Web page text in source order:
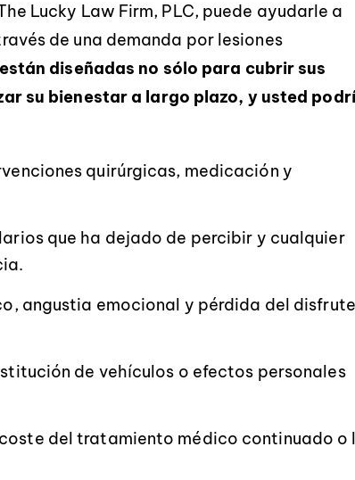
Lucky Law Firm, PLC, puede ayudarle a
de una demanda por lesiones
diseñadas no sólo para cubrir sus
su bienestar a largo plazo, y usted
quirúrgicas, medicación y
que ha dejado de percibir y cualquier
angustia emocional y pérdida del disfrute
de vehículos o efectos personales
del tratamiento médico continuado o